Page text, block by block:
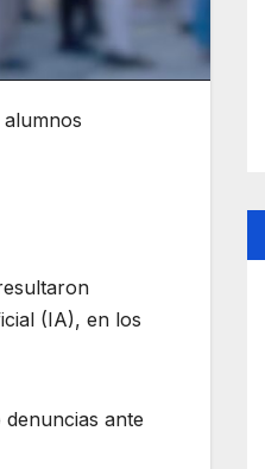
alumnos
(IA), en los
ante